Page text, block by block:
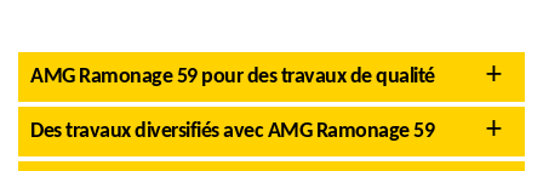
AMG Ramonage 59 pour des travaux de qualité
Des travaux diversifiés avec AMG Ramonage 59